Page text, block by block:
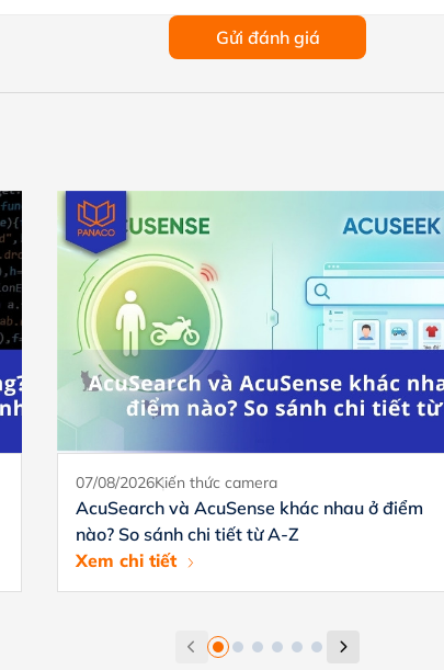
Gửi đánh giá
07/08/2026Kiến thức camera
AcuSearch và AcuSense khác nhau ở điểm
nào? So sánh chi tiết từ A-Z
Xem chi tiết